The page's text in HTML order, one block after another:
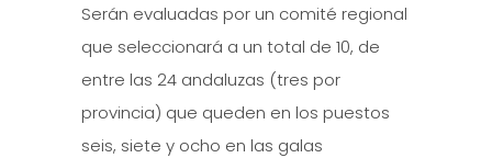
Serán evaluadas por un comité regional
que seleccionará a un total de 10, de
entre las 24 andaluzas (tres por
provincia) que queden en los puestos
seis, siete y ocho en las galas